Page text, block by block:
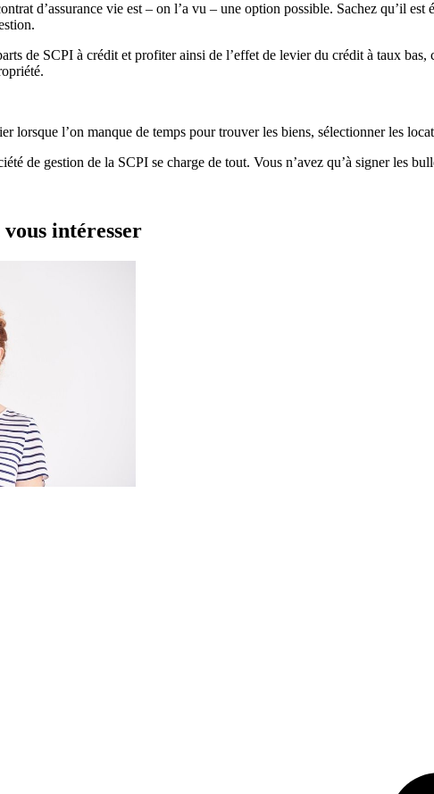
d’assurance vie est – on l’a vu – une option possible. Sachez qu’il
de SCPI à crédit et profiter ainsi de l’effet de levier du crédit à taux bas,
lorsque l’on manque de temps pour trouver les biens, sélectionner les
de gestion de la SCPI se charge de tout. Vous n’avez qu’à signer les
intéresser